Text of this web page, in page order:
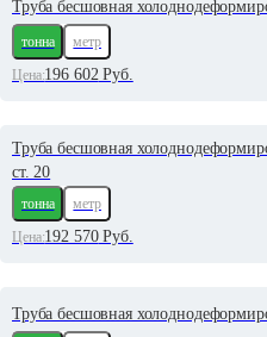
Труба бесшовная
тонна
метр
Цена:196 602Руб.
Труба бесшовная
ст. 20
тонна
метр
Цена:192 570Руб.
Труба бесшовная